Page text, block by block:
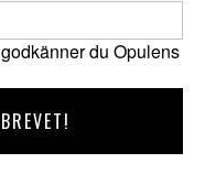
du Opulens